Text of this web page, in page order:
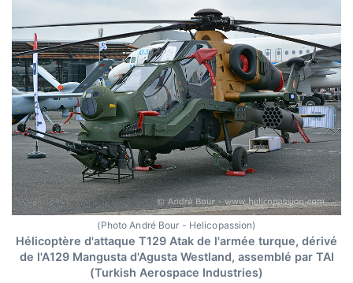
(Photo André Bour - Helicopassion)
Hélicoptère d'attaque T129 Atak de l'armée turque, dérivé
de l'A129 Mangusta d'Agusta Westland, assemblé par TAI
(Turkish Aerospace Industries)